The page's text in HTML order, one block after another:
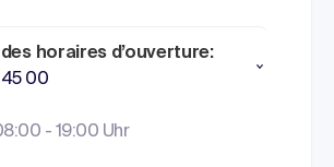
horaires d’ouverture:
45 00
- 19:00 Uhr